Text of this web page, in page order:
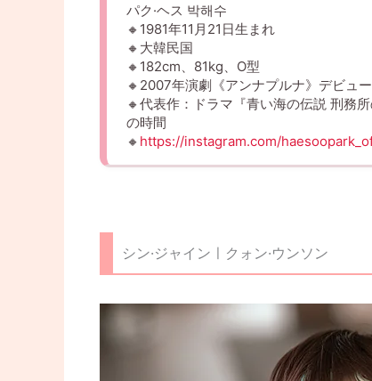
パク·ヘス 박해수
🔸1981年11月21日生まれ
🔸大韓民国
🔸182cm、81kg、O型
🔸2007年演劇《アンナプルナ》デビュー
🔸代表作：ドラマ『青い海の伝説 刑務
の時間
🔸 https://instagram.com/
シン·ジャインㅣクォン·ウンソン